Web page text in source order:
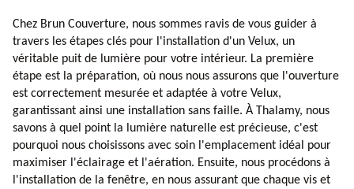
Chez Brun Couverture, nous sommes ravis de vous guider à
travers les étapes clés pour l'installation d'un Velux, un
véritable puit de lumière pour votre intérieur. La première
étape est la préparation, où nous nous assurons que l'ouverture
est correctement mesurée et adaptée à votre Velux,
garantissant ainsi une installation sans faille. À Thalamy, nous
savons à quel point la lumière naturelle est précieuse, c'est
pourquoi nous choisissons avec soin l'emplacement idéal pour
maximiser l'éclairage et l'aération. Ensuite, nous procédons à
l'installation de la fenêtre, en nous assurant que chaque vis et